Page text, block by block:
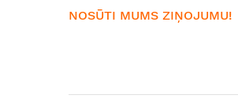
NOSŪTI MUMS ZIŅOJUMU!